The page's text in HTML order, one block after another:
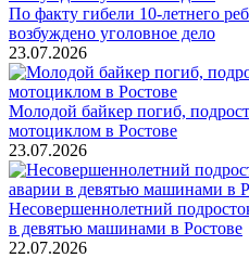
По факту гибели 10-летнего
возбуждено уголовное дело
23.07.2026
Молодой байкер погиб,
мотоциклом в Ростове
23.07.2026
Несовершеннолетний
в девятью машинами в Ростове
22.07.2026